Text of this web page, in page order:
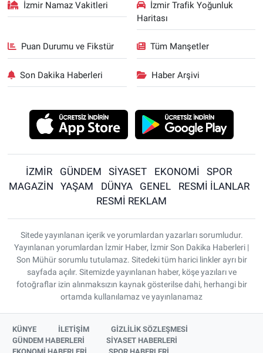
İzmir Namaz Vakitleri
İzmir Trafik Yoğunluk
Haritası
Puan Durumu ve Fikstür Tüm Manşetler
Son Dakika Haberleri Haber Arşivi
İZMİR GÜNDEM SİYASET EKONOMİ
SPOR
MAGAZİN
YAŞAM DÜNYA GENEL
RESMİ İLANLAR
RESMİ REKLAM
Sitede yayınlanan içerik ve yorumlardan yazarları sorumludur.
Yayınlanan yorumlardan İzmir Haber, İzmir Son Dakika Haberleri |
Son Mühür sorumlu tutulamaz. Sitedeki tüm harici linkler ayrı bir
sayfada açılır. Sitemizde yayınlanan haber, köşe yazıları ve
fotoğraflar izin alınmaksızın kaynak gösterilse dahi, herhangi bir
ortamda kullanılamaz ve yayınlanamaz
KÜNYE İLETİŞİM
GİZLİLİK SÖZLEŞMESİ
GÜNDEM HABERLERİ
SİYASET HABERLERİ